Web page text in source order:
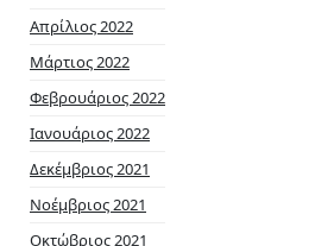
Απρίλιος 2022
Μάρτιος 2022
Φεβρουάριος 2022
Ιανουάριος 2022
Δεκέμβριος 2021
Νοέμβριος 2021
Οκτώβριος 2021